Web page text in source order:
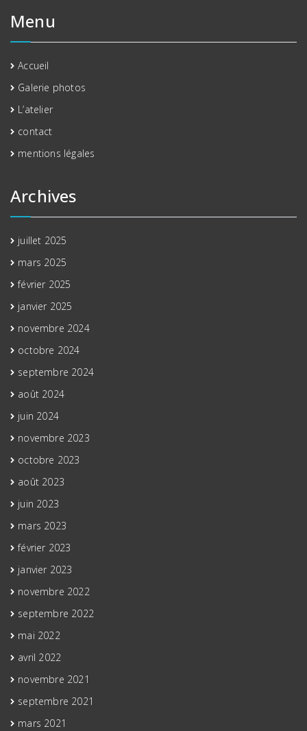
Menu
Accueil
Galerie photos
L’atelier
contact
mentions légales
Archives
juillet 2025
mars 2025
février 2025
janvier 2025
novembre 2024
octobre 2024
septembre 2024
août 2024
juin 2024
novembre 2023
octobre 2023
août 2023
juin 2023
mars 2023
février 2023
janvier 2023
novembre 2022
septembre 2022
mai 2022
avril 2022
novembre 2021
septembre 2021
mars 2021